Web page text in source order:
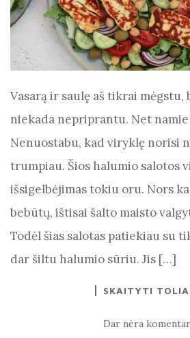
Vasarą ir saulę aš tikrai
niekada nepriprantu. Net
Nenuostabu, kad viryklę norisi
trumpiau. Šios halumio salotos
išsigelbėjimas tokiu oru. Nors
bebūtų, ištisai šalto maisto
Todėl šias salotas patiekiau su
dar šiltu halumio sūriu. Jis […]
SKAITYTI
Dar nėra